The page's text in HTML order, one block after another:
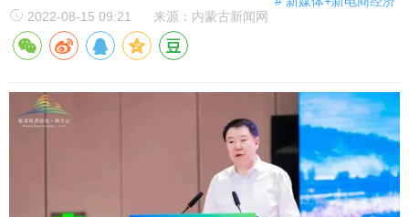
2022-08-15 09:21
来源：内蒙古新闻网